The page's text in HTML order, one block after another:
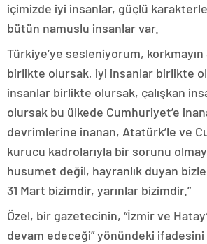
içimizde iyi insanlar, güçlü
bütün namuslu insanlar var.
Türkiye’ye sesleniyorum, korkmayın
birlikte olursak, iyi insanlar birlikte
insanlar birlikte olursak, çalışkan
olursak bu ülkede Cumhuriyet’e
devrimlerine inanan, Atatürk’le ve
kurucu kadrolarıyla bir sorunu
husumet değil, hayranlık duyan
31 Mart bizimdir, yarınlar bizimdir.”
Özel, bir gazetecinin, “İzmir ve
devam edeceği” yönündeki ifadesini